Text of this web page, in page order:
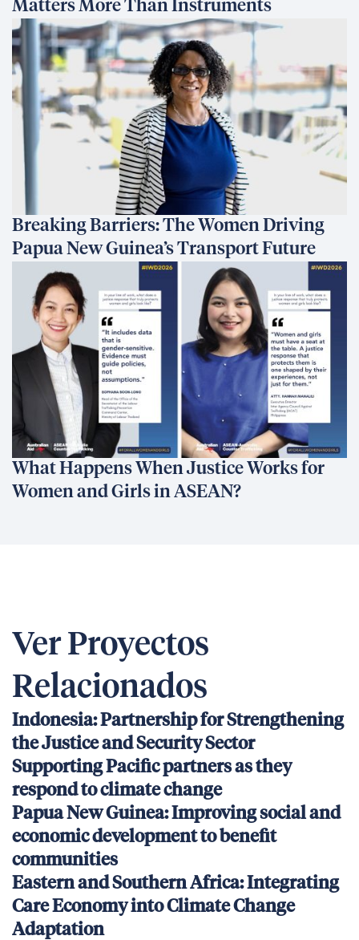
Matters More Than Instruments
Breaking Barriers: The Women Driving
Papua New Guinea’s Transport Future
What Happens When Justice Works for
Women and Girls in ASEAN?
Ver Proyectos
Relacionados
Indonesia: Partnership for Strengthening
the Justice and Security Sector
Supporting Pacific partners as they
respond to climate change
Papua New Guinea: Improving social and
economic development to benefit
communities
Eastern and Southern Africa: Integrating
Care Economy into Climate Change
Adaptation